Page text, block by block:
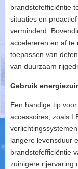
brandstofefficiëntie
situaties en
verminderd.
accelereren en af te
toepassen van
van duurzaam
Gebruik
Een handige tip
accessoires, zoals
langere levensduur
brandstofefficiëntie
zuinigere rijervaring